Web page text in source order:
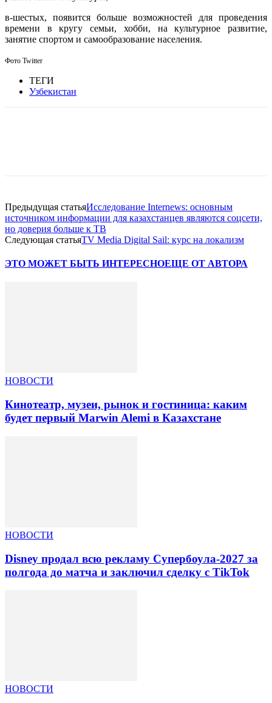
в-шестых, появится больше возможностей для проведения
времени в кругу семьи, хобби, на культурное развитие,
занятие спортом и самообразование населения.
Фото Twitter
ТЕГИ
Узбекистан
Предыдущая статьяИсследование Internews: основным
источником информации для казахстанцев являются соцсети,
но доверия больше к ТВ
Следующая статьяTV Media Digital Sail: курс на локализм
ЭТО МОЖЕТ БЫТЬ ИНТЕРЕСНОЕЩЕ ОТ АВТОРА
НОВОСТИ
Кинотеатр, музеи, рынок и гостиница: каким
будет первый Marwin Alemi в Казахстане
НОВОСТИ
Disney продал всю рекламу Супербоула-2027 за
полгода до матча и заключил сделку с TikTok
НОВОСТИ